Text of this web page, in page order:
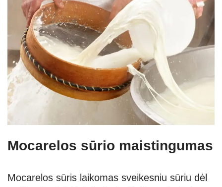
Mocarelos sūrio maistingumas
Mocarelos sūris laikomas sveikesniu sūriu dėl